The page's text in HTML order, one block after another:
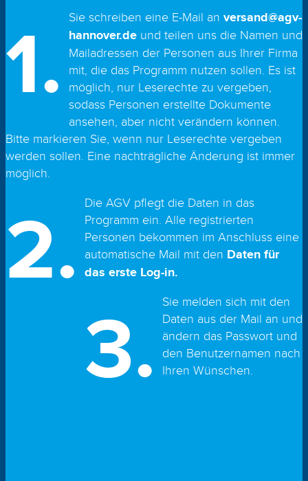
1. Sie schreiben eine E-Mail an versand@agv-
hannover.de und teilen uns die Namen und
Mailadressen der Personen aus Ihrer Firma
mit, die das Programm nutzen sollen. Es ist
möglich, nur Leserechte zu vergeben,
sodass Personen erstellte Dokumente
ansehen, aber nicht verändern können.
Bitte markieren Sie, wenn nur Leserechte vergeben
werden sollen. Eine nachträgliche Änderung ist immer
möglich.
2.
Die AGV pflegt die Daten in das
Programm ein. Alle registrierten
Personen bekommen im Anschluss eine
automatische Mail mit den Daten für
das erste Log-in.
3.
Sie melden sich mit den
Daten aus der Mail an und
ändern das Passwort und
den Benutzernamen nach
Ihren Wünschen.